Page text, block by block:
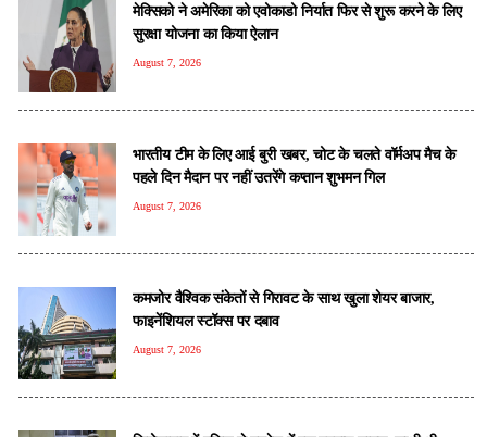
मेक्सिको ने अमेरिका को एवोकाडो निर्यात फिर से शुरू करने के लिए
सुरक्षा योजना का किया ऐलान
August 7, 2026
भारतीय टीम के लिए आई बुरी खबर, चोट के चलते वॉर्मअप मैच के
पहले दिन मैदान पर नहीं उतरेंगे कप्तान शुभमन गिल
August 7, 2026
कमजोर वैश्विक संकेतों से गिरावट के साथ खुला शेयर बाजार,
फाइनेंशियल स्टॉक्स पर दबाव
August 7, 2026